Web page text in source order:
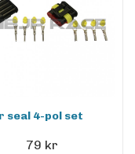
seal 4-pol set
79 kr